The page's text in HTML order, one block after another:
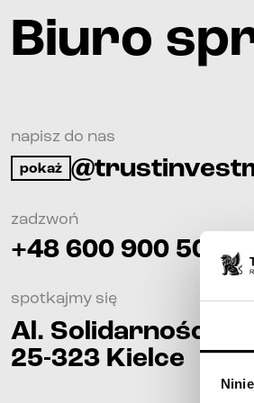
Biuro
napisz do nas
pokaż
zadzwoń
+48 600 900 500
spotkajmy się
Al. Solidarności 34
25-323 Kielce